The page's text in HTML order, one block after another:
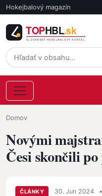
Skočiť na hlavný obsah
Hokejbalový magazín
Omrvinka
Domov
Novými
Česi skončili
ČLÁNKY 30. Jun 2024 •